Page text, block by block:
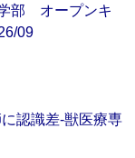
部 オープンキ
09
認識差‐獣医療専